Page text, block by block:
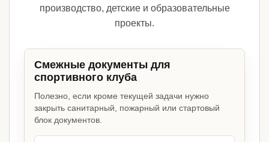
производство, детские и образовательные
проекты.
Смежные документы для
спортивного клуба
Полезно, если кроме текущей задачи нужно
закрыть санитарный, пожарный или стартовый
блок документов.